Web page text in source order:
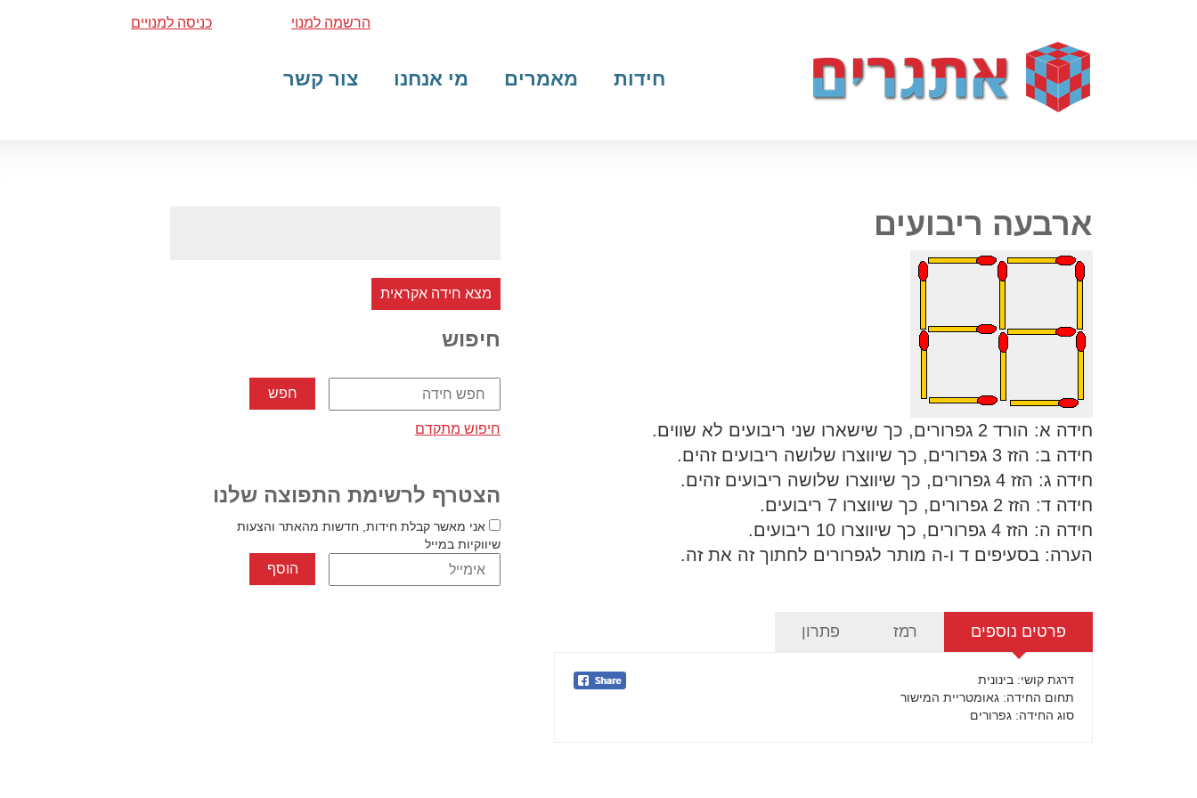
הרשמה למנוי כניסה למנויים
חידות מאמרים מי אנחנו צור קשר
ארבעה ריבועים
חידה א: הורד 2 גפרורים, כך שישארו שני ריבועים לא שווים.
חידה ב: הזז 3 גפרורים, כך שיווצרו שלושה ריבועים זהים.
חידה ג: הזז 4 גפרורים, כך שיווצרו שלושה ריבועים זהים.
חידה ד: הזז 2 גפרורים, כך שיווצרו 7 ריבועים.
חידה ה: הזז 4 גפרורים, כך שיווצרו 10 ריבועים.
הערה: בסעיפים ד ו-ה מותר לגפרורים לחתוך זה את זה.
פרטים נוספים רמז פתרון
דרגת קושי: בינונית
תחום החידה: גאומטריית המישור
סוג החידה: גפרורים
מצא חידה אקראית
חיפוש
חיפוש מתקדם
הצטרף לרשימת התפוצה שלנו
אני מאשר קבלת חידות, חדשות מהאתר והצעות
שיווקיות במייל